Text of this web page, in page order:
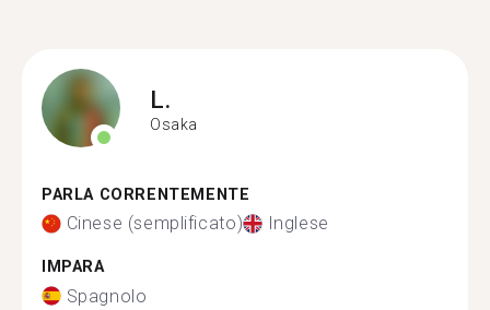
L.
Osaka
PARLA CORRENTEMENTE
Cinese (semplificato) Inglese
IMPARA
Spagnolo